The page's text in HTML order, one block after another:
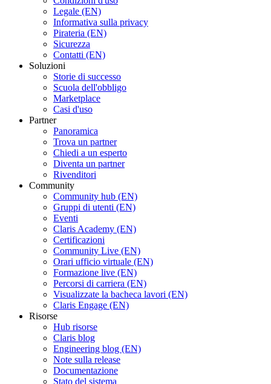
Legale (EN)
Informativa sulla privacy
Pirateria (EN)
Sicurezza
Contatti (EN)
Soluzioni
Storie di successo
Scuola dell'obbligo
Marketplace
Casi d'uso
Partner
Panoramica
Trova un partner
Chiedi a un esperto
Diventa un partner
Rivenditori
Community
Community hub (EN)
Gruppi di utenti (EN)
Eventi
Claris Academy (EN)
Certificazioni
Community Live (EN)
Orari ufficio virtuale (EN)
Formazione live (EN)
Percorsi di carriera (EN)
Visualizzate la bacheca lavori (EN)
Claris Engage (EN)
Risorse
Hub risorse
Claris blog
Engineering blog (EN)
Note sulla release
Documentazione
Stato del sistema